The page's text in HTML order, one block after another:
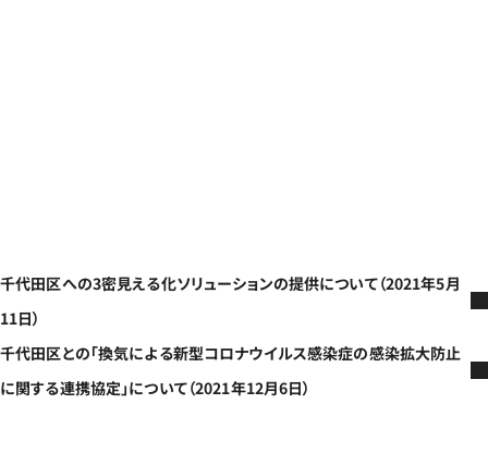
千代田区への3密見える化ソリューションの提供について（2021年5月
11日）
千代田区との「換気による新型コロナウイルス感染症の感染拡大防止
に関する連携協定」について（2021年12月6日）